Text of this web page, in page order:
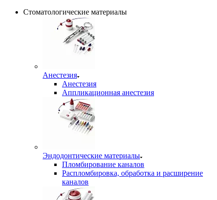
Стоматологические материалы
Анестезия
Анестезия
Аппликационная анестезия
Эндодонтические материалы
Пломбирование каналов
Распломбировка, обработка и расширение
каналов